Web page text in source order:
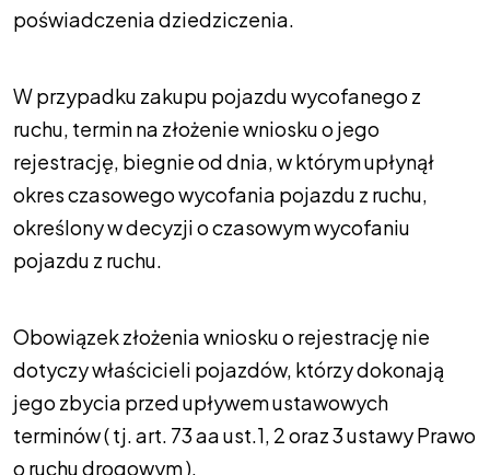
poświadczenia dziedziczenia.
W przypadku zakupu pojazdu wycofanego z
ruchu, termin na złożenie wniosku o jego
rejestrację, biegnie od dnia, w którym upłynął
okres czasowego wycofania pojazdu z ruchu,
określony w decyzji o czasowym wycofaniu
pojazdu z ruchu.
Obowiązek złożenia wniosku o rejestrację nie
dotyczy właścicieli pojazdów, którzy dokonają
jego zbycia przed upływem ustawowych
terminów ( tj. art. 73 aa ust.1, 2 oraz 3 ustawy Prawo
o ruchu drogowym ).